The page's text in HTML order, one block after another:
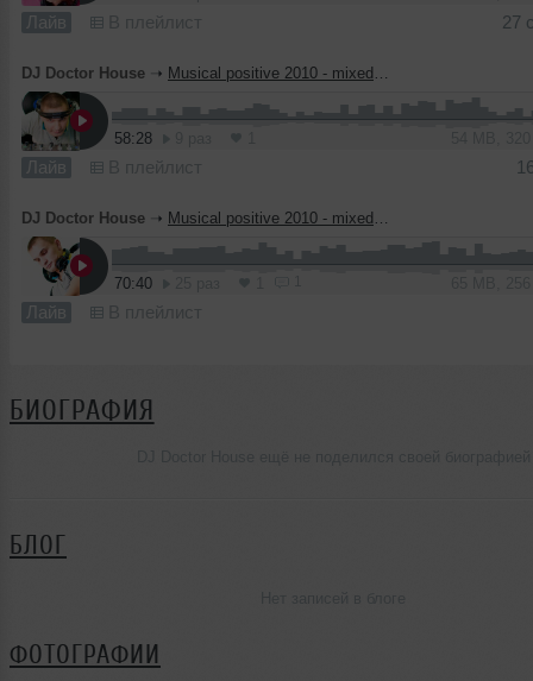
Лайв В плейлист 27
DJ Doctor House ➝ Musical positive 2010 - mixed by Dj Dr House (August) vol 3
58:28
Лайв В плейлист
DJ Doctor House ➝ Musical positive 2010 - mixed by Dj Dr House (May) vol 2
70:40
Лайв В плейлист
БИОГРАФИЯ
БЛОГ
ФОТОГРАФИИ